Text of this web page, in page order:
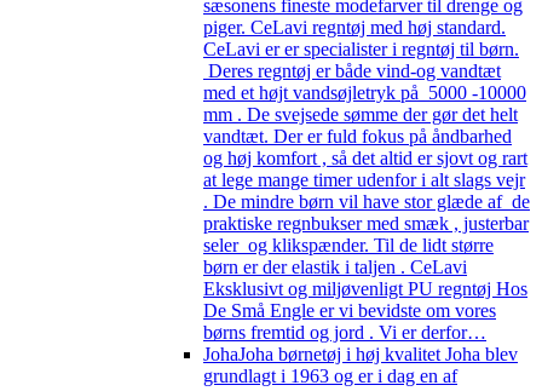
sæsonens fineste modefarver til drenge og
piger. CeLavi regntøj med høj standard.
CeLavi er er specialister i regntøj til børn.
Deres regntøj er både vind-og vandtæt
med et højt vandsøjletryk på 5000 -10000
mm . De svejsede sømme der gør det helt
vandtæt. Der er fuld fokus på åndbarhed
og høj komfort , så det altid er sjovt og rart
at lege mange timer udenfor i alt slags vejr
. De mindre børn vil have stor glæde af de
praktiske regnbukser med smæk , justerbar
seler og klikspænder. Til de lidt større
børn er der elastik i taljen . CeLavi
Eksklusivt og miljøvenligt PU regntøj Hos
De Små Engle er vi bevidste om vores
børns fremtid og jord . Vi er derfor…
JohaJoha børnetøj i høj kvalitet Joha blev
grundlagt i 1963 og er i dag en af